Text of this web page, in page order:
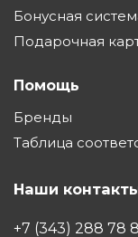
Бонусная
Подарочная
Помощь
Бренды
Таблица
Наши
+7 (343) 288 78